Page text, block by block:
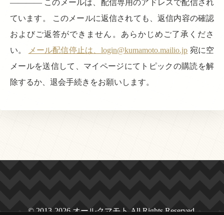
———— このメールは、配信専用のアドレスで配信され
ています。 このメールに返信されても、返信内容の確認
およびご返答ができません。あらかじめご了承くださ
い。
メール配信停止は、login@kumamoto.mailio.jp 宛に空
メールを送信して、マイページにてトピックの購読を解
除するか、退会手続きをお願いします。
© 2013-2026 オールクマモト All Rights Reserved.